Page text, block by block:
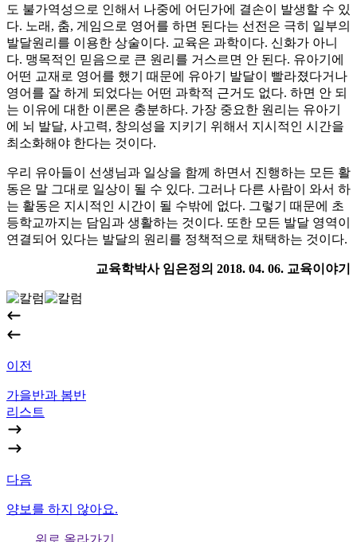
도 불가역성으로 인해서 나중에 어딘가에 결손이 발생할 수 있
다. 노래, 춤, 게임으로 영어를 하면 된다는 선전은 극히 일부의
발달원리를 이용한 상술이다. 교육은 과학이다. 신화가 아니
다. 맹목적인 믿음으로 큰 원리를 거스르면 안 된다. 유아기에
어떤 교재로 영어를 했기 때문에 유아기 발달이 빨라졌다거나
영어를 잘 하게 되었다는 어떤 과학적 근거도 없다. 하면 안 되
는 이유에 대한 이론은 충분하다. 가장 중요한 원리는 유아기
에 뇌 발달, 사고력, 창의성을 지키기 위해서 지시적인 시간을
최소화해야 한다는 것이다.
우리 유아들이 선생님과 일상을 함께 하면서 진행하는 모든 활
동은 말 그대로 일상이 될 수 있다. 그러나 다른 사람이 와서 하
는 활동은 지시적인 시간이 될 수밖에 없다. 그렇기 때문에 초
등학교까지는 담임과 생활하는 것이다. 또한 모든 발달 영역이
연결되어 있다는 발달의 원리를 정책적으로 채택하는 것이다.
교육학박사 임은정의 2018. 04. 06. 교육이야기
이전
가을반과 봄반
리스트
다음
양보를 하지 않아요.
위로 올라가기